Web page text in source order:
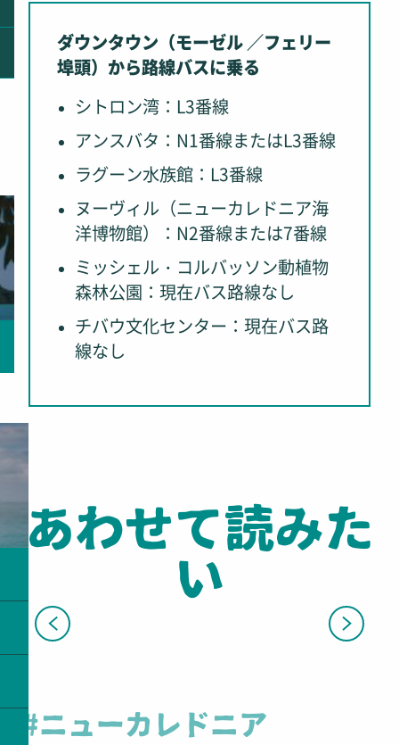
ダウンタウン（モーゼル ／フェリー
埠頭）から路線バスに乗る
シトロン湾：L3番線
アンスバタ：N1番線またはL3番線
ラグーン水族館：L3番線
ヌーヴィル（ニューカレドニア海
洋博物館）：N2番線または7番線
ミッシェル・コルバッソン動植物
森林公園：現在バス路線なし
チバウ文化センター：現在バス路
線なし
あわせて読みた
い
ニューカレドニアで
#ニューカレドニア